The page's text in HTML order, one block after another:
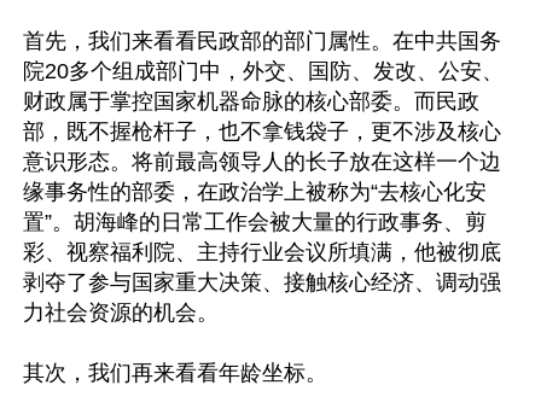
首先，我们来看看民政部的部门属性。在中共国务
院20多个组成部门中，外交、国防、发改、公安、
财政属于掌控国家机器命脉的核心部委。而民政
部，既不握枪杆子，也不拿钱袋子，更不涉及核心
意识形态。将前最高领导人的长子放在这样一个边
缘事务性的部委，在政治学上被称为“去核心化安
置”。胡海峰的日常工作会被大量的行政事务、剪
彩、视察福利院、主持行业会议所填满，他被彻底
剥夺了参与国家重大决策、接触核心经济、调动强
力社会资源的机会。
其次，我们再来看看年龄坐标。